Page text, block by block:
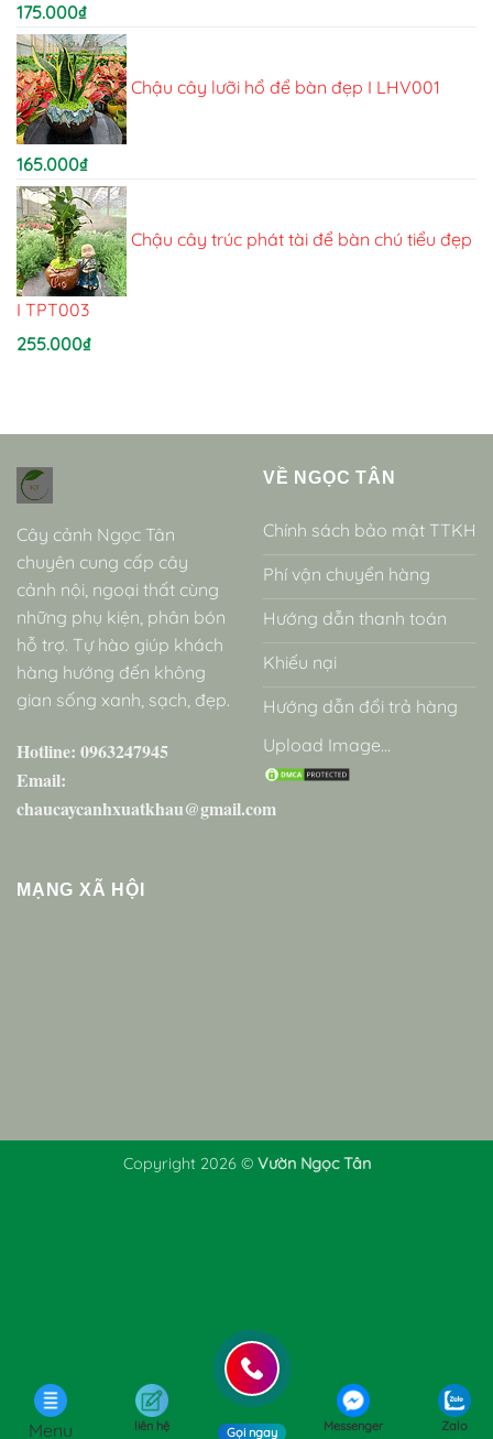
175.000₫
Chậu cây lưỡi hổ để bàn đẹp I LHV001
165.000₫
Chậu cây trúc phát tài để bàn chú tiểu đẹp
I TPT003
255.000₫
Cây cảnh Ngọc Tân
chuyên cung cấp cây
cảnh nội, ngoại thất cùng
những phụ kiện, phân bón
hỗ trợ. Tự hào giúp khách
hàng hướng đến không
gian sống xanh, sạch, đẹp.
Hotline: 0963247945
Email:
chaucaycanhxuatkhau@gmail.com
VỀ NGỌC TÂN
Chính sách bảo mật TTKH
Phí vận chuyển hàng
Hướng dẫn thanh toán
Khiếu nại
Hướng dẫn đổi trả hàng
Upload Image...
MẠNG XÃ HỘI
Copyright 2026 © Vườn Ngọc Tân
Menu liên hệ Gọi ngay Messenger Zalo